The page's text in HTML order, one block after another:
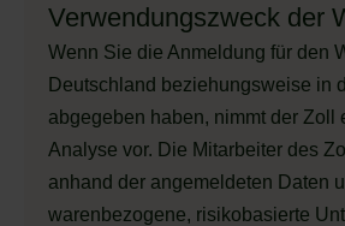
Verwendungszweck der
Wenn Sie die Anmeldung für den
Deutschland beziehungsweise in
abgegeben haben, nimmt der Zoll
Analyse vor. Die Mitarbeiter des
anhand der angemeldeten Daten
warenbezogene, risikobasierte